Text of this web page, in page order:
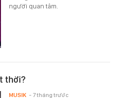
người quan tâm.
thời?
MUSIK - 7 tháng trước